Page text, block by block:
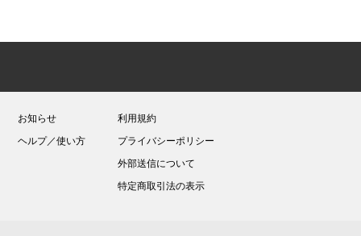
お知らせ
ヘルプ／使い方
利用規約
プライバシーポリシー
外部送信について
特定商取引法の表示